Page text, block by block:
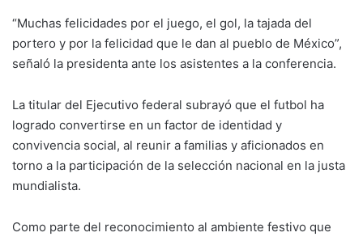
“Muchas felicidades por el juego, el gol, la tajada del
portero y por la felicidad que le dan al pueblo de México”,
señaló la presidenta ante los asistentes a la conferencia.
La titular del Ejecutivo federal subrayó que el futbol ha
logrado convertirse en un factor de identidad y
convivencia social, al reunir a familias y aficionados en
torno a la participación de la selección nacional en la justa
mundialista.
Como parte del reconocimiento al ambiente festivo que